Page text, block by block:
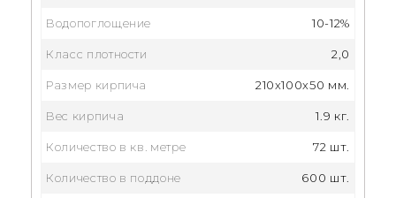
Водопоглощение 10-12%
Класс плотности 2,0
Размер кирпича 210x100x50 мм.
Вес кирпича 1.9 кг.
Количество в кв. метре 72 шт.
Количество в поддоне 600 шт.